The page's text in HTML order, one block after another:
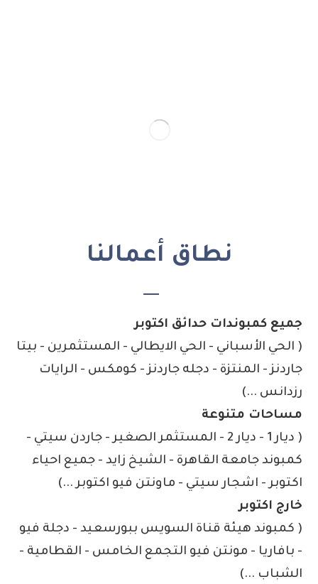
نطاق أعمالنا
جميع كمبوندات حدائق اكتوبر
( الحي الأسباني - الحي الايطالي - المستثمرين - بيتا
جاردنز - المنتزة - دجله جاردنز - كومكس - الرايات
رزدانس ...)
مساحات متنوعة
( ديار 1 - ديار 2 - المستثمر الصغير - جاردن سيتي -
كمبوند جامعة القاهرة - الشيخ زايد - جميع احياء
اكتوبر - اشجار سيتي - ماونتن فيو اكتوبر ...)
خارج اكتوبر
( كمبوند هيئة قناة السويس ببورسعيد - دجلة فيو
- بافاريا - مونتن فيو التجمع الخامس - القطامية -
الشباب ...)